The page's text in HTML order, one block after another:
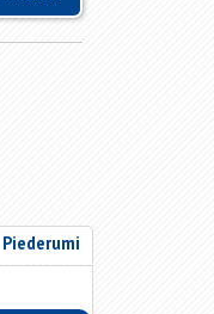
Piederumi